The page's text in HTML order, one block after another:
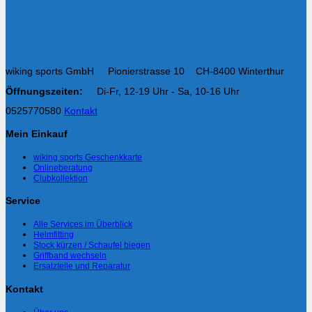
wiking sports GmbH Pionierstrasse 10 CH-8400 Winterthur
Öffnungszeiten: Di-Fr, 12-19 Uhr - Sa, 10-16 Uhr
0525770580 Kontakt
Mein Einkauf
wiking sports Geschenkkarte
Onlineberatung
Clubkollektion
Service
Alle Services im Überblick
Helmfitting
Stock kürzen / Schaufel biegen
Griffband wechseln
Ersatzteile und Reparatur
Kontakt